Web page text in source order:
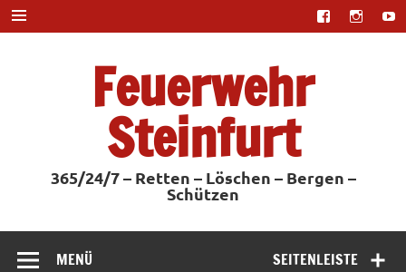
Zum
Inhalt
springen
Feuerwehr
Steinfurt
365/24/7 – Retten – Löschen – Bergen –
Schützen
SEITENLEISTE
MENÜ